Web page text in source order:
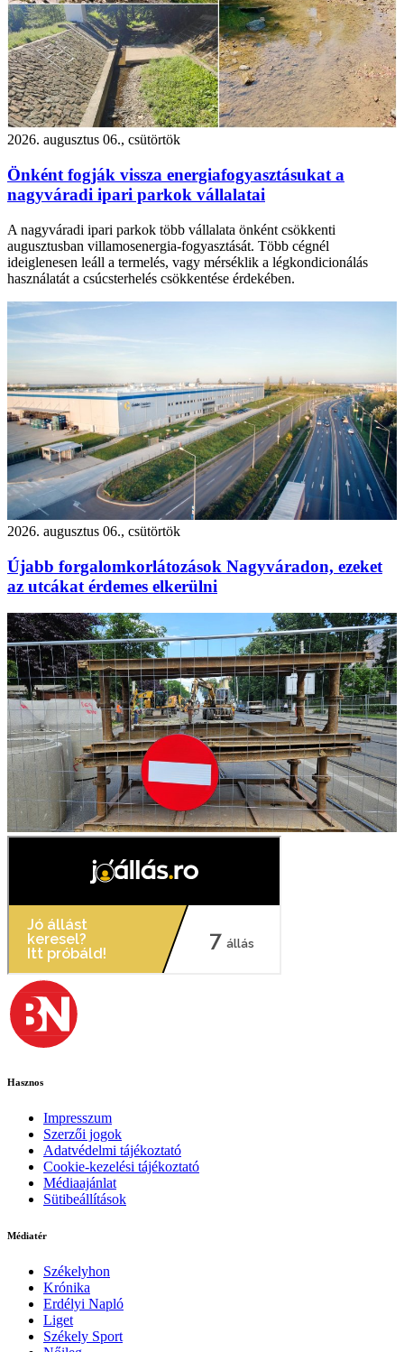
2026. augusztus 06., csütörtök
Önként fogják vissza energiafogyasztásukat a
nagyváradi ipari parkok vállalatai
A nagyváradi ipari parkok több vállalata önként csökkenti
augusztusban villamosenergia-fogyasztását. Több cégnél
ideiglenesen leáll a termelés, vagy mérséklik a légkondicionálás
használatát a csúcsterhelés csökkentése érdekében.
2026. augusztus 06., csütörtök
Újabb forgalomkorlátozások Nagyváradon, ezeket
az utcákat érdemes elkerülni
Hasznos
Impresszum
Szerzői jogok
Adatvédelmi tájékoztató
Cookie-kezelési tájékoztató
Médiaajánlat
Sütibeállítások
Médiatér
Székelyhon
Krónika
Erdélyi Napló
Liget
Székely Sport